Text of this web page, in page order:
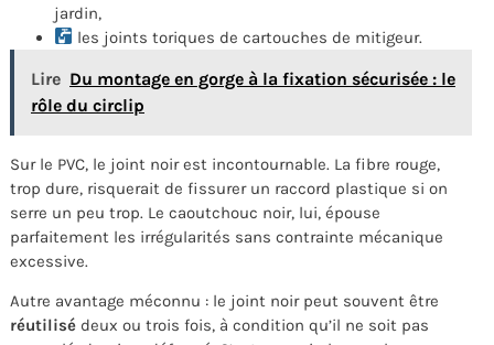
jardin,
les joints toriques de cartouches de mitigeur.
Lire Du montage en gorge à la fixation sécurisée : le
rôle du circlip
Sur le PVC, le joint noir est incontournable. La fibre rouge,
trop dure, risquerait de fissurer un raccord plastique si on
serre un peu trop. Le caoutchouc noir, lui, épouse
parfaitement les irrégularités sans contrainte mécanique
excessive.
Autre avantage méconnu : le joint noir peut souvent être
réutilisé deux ou trois fois, à condition qu’il ne soit pas